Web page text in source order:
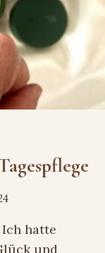
hatte
und